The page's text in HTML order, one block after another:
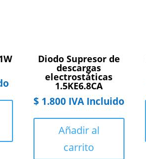
Diodo Supresor de
descargas
electrostáticas
1.5KE6.8CA
$1.800 IVA Incluido
Añadir al
carrito